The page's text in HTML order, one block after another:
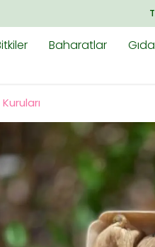
Baharatlar Gıda